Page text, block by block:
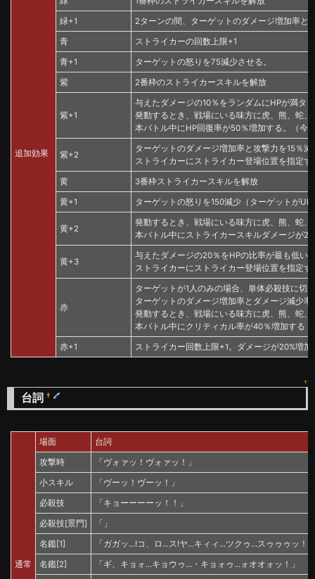
追加効果
緑+1 2ターンの間、ターゲットのダメージ増加率と
青 ストライカーの回数上限+1
青+1 ターゲットの怒りを75減少させる。
紫 2番枠のストライカースキルを解放
紫+1
与えたダメージの10％をランダムにHPが満タ
発動するとき、戦場にいる味方に虎、熊、蛇
本バトル中にHP回復率が50％増加する。（今
紫+2
ターゲットのダメージ増加率と攻撃力を15％減
ストライカーにストライカー登場位置を指定
黄 3番枠ストライカースキルを解放
黄+1 ターゲットの怒りを150減少（ターゲットが
黄+2
発動するとき、戦場にいる味方に虎、熊、蛇
本バトル中にストライカースキルダメージが
黄+3
与えたダメージの20％をHPの比率が最も低い
ストライカーにストライカー登場位置を指定
赤
ターゲットが1人のみの場合、単体必殺技に切
ターゲットのダメージ増加率とダメージ減少
発動するとき、戦場にいる味方に虎、熊、蛇
本バトル中にクリティカル率が40％増加する
赤+1 ストライカー回数上限+1。ダメージが20%増加
↑
台詞 †
通常
場面 台詞
攻撃時 「ヴォァッ！ヴォァッ！」
小スキル 「ヴーッ！ヴーッ！」
必殺技 「キョーーーーッ！！」
必殺技[景門] 「」
名鑑[1] 「ガガッ...!コ、ロ...ス!ヤ...キィィ...ツクゥ...スゥゥゥッ！
名鑑[2] 「ギ、キョォ...キョウゥ...・キョォゥ...ォオオォッ！」